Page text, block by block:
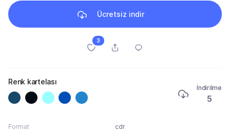
Ücretsiz indir
3
Renk kartelası
İndirilme
5
Format
cdr